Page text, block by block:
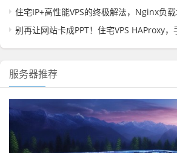
住宅IP+高性能VPS的终极解法，Nginx负载均衡实战指南（附三
别再让网站卡成PPT！住宅VPS HAProxy，手把手教
服务器推荐